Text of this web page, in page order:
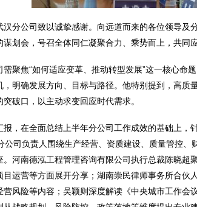
分公司致以诚挚感谢。向远道而来的各位领导及
划会，号召全体同仁凝聚合力、乘势而上，共同
聚焦“如何适应变革、推动转型发展”这一核心命
明确发展方向、目标与路径。他特别提到，高质
破口，以主动求变回应时代需求。
，在全面总结上半年分公司工作成效的基础上，
司负责人围绕生产经营、资质建设、质量管控
河南德泓工程管理咨询有限公司执行总裁陈晓超
运营等方面展开分享；湖南崇民律师事务所合伙
风险等内容；吴颖则深度解读《中央城市工作会